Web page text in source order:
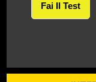
Fai Il Test